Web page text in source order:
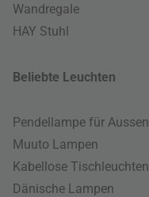
Wandregale
HAY Stuhl
Beliebte Leuchten
Pendellampe für Aussen
Muuto Lampen
Kabellose Tischleuchten
Dänische Lampen